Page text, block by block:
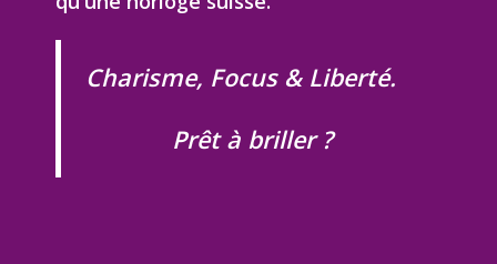
Charisme, Focus & Liberté.
Prêt à briller ?